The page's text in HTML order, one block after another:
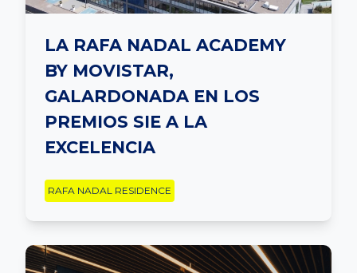
LA RAFA NADAL ACADEMY
BY MOVISTAR,
GALARDONADA EN LOS
PREMIOS SIE A LA
EXCELENCIA
RAFA NADAL RESIDENCE